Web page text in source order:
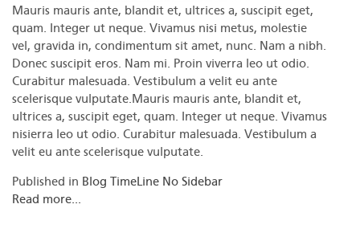
Mauris mauris ante, blandit et, ultrices a, suscipit eget,
quam. Integer ut neque. Vivamus nisi metus, molestie
vel, gravida in, condimentum sit amet, nunc. Nam a nibh.
Donec suscipit eros. Nam mi. Proin viverra leo ut odio.
Curabitur malesuada. Vestibulum a velit eu ante
scelerisque vulputate.Mauris mauris ante, blandit et,
ultrices a, suscipit eget, quam. Integer ut neque. Vivamus
nisierra leo ut odio. Curabitur malesuada. Vestibulum a
velit eu ante scelerisque vulputate.
Published in Blog TimeLine No Sidebar
Read more...